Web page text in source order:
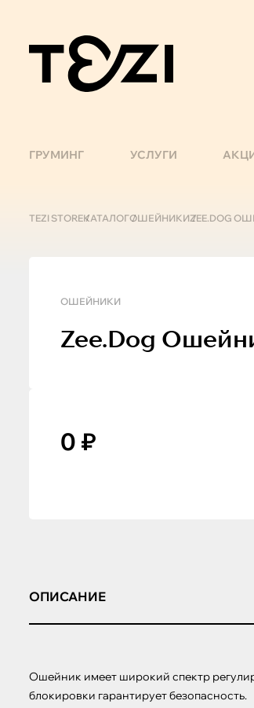
ГРУМИНГ УСЛУГИ
TEZI STOREКАТАЛОГОШЕЙНИКИZEE.DOG
ОШЕЙНИКИ
Zee.Dog
0 ₽
ОПИСАНИЕ
Ошейник имеет широкий спектр
блокировки гарантирует безопасность.